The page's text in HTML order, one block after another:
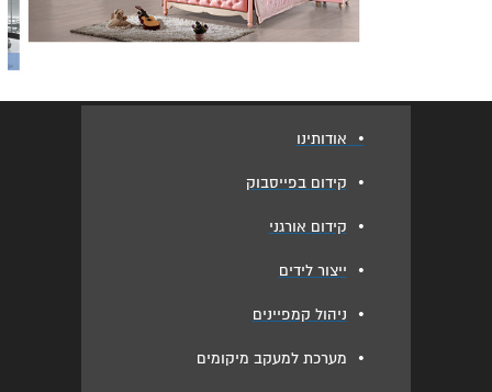
• אודותינו
• קידום בפייסבוק
• קידום אורגני
• ייצור לידים
• ניהול קמפיינים
• מערכת למעקב מיקומים